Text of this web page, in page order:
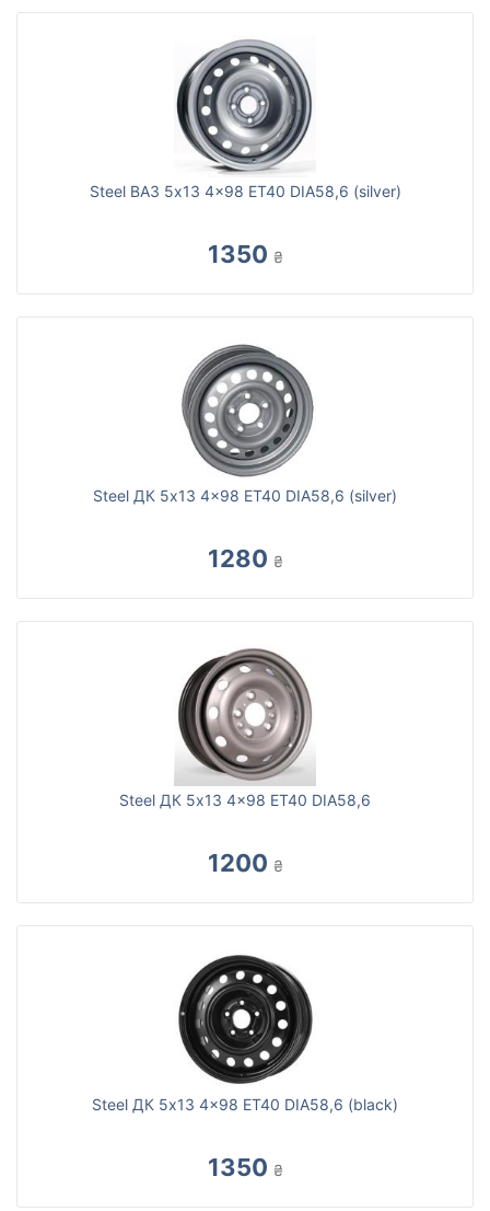
Steel ВАЗ 5x13 4x98 ET40 DIA58,6 (silver)
1350 ₴
Steel ДК 5x13 4x98 ET40 DIA58,6 (silver)
1280 ₴
Steel ДК 5x13 4x98 ET40 DIA58,6
1200 ₴
Steel ДК 5x13 4x98 ET40 DIA58,6 (black)
1350 ₴